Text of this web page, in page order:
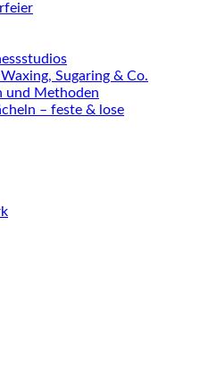
Sugaring & Co.
und Methoden
– feste & lose